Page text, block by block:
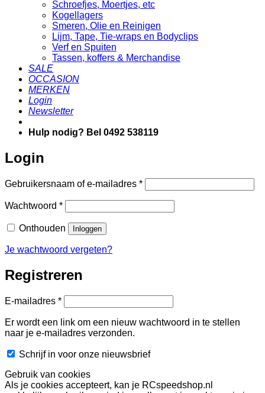
Schroefjes, Moertjes, etc
Kogellagers
Smeren, Olie en Reinigen
Lijm, Tape, Tie-wraps en Bodyclips
Verf en Spuiten
Tassen, koffers & Merchandise
SALE
OCCASION
MERKEN
Login
Newsletter
Hulp nodig? Bel 0492 538119
Login
Gebruikersnaam of e-mailadres *Vereist
Wachtwoord *Vereist
Onthouden Inloggen
Je wachtwoord vergeten?
Registreren
E-mailadres *Vereist
Er wordt een link om een nieuw wachtwoord in te stellen
naar je e-mailadres verzonden.
Schrijf in voor onze nieuwsbrief
Gebruik van cookies
Als je cookies accepteert, kan je RCspeedshop.nl